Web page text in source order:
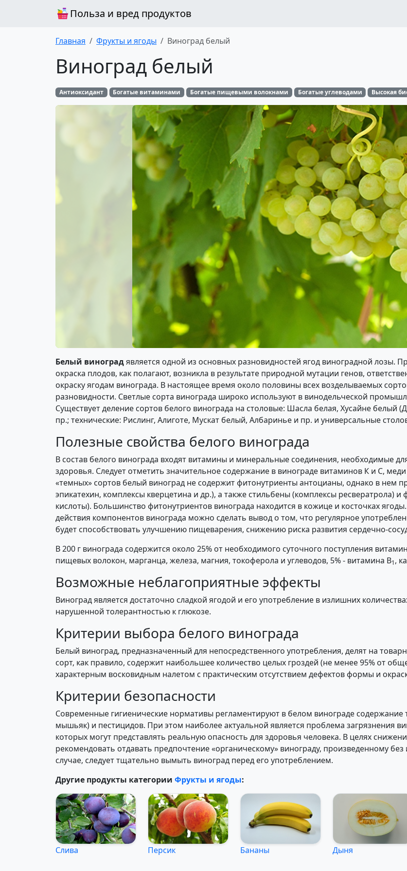
Польза и вред продуктов
Главная Фрукты и ягоды Виноград белый
Виноград белый
Антиоксидант Богатые витаминами Богатые пищевыми волокнами Богатые углеводами Высокая
Белый виноградявляется одной из основных разновидностей ягод виноградной лозы.
окраска плодов, как полагают, возникла в результате природной мутации генов,
окраску ягодам винограда. В настоящее время около половины всех возделываемых
разновидности. Светлые сорта винограда широко используют в винодельческой
Существует деление сортов белого винограда на столовые: Шасла белая, Хусайне
пр.; технические: Рислинг, Алиготе, Мускат белый, Албаринье и пр. и универсальные
Полезные свойства белого винограда
В состав белого винограда входят витамины и минеральные соединения, необходимые
здоровья. Следует отметить значительное содержание в винограде витаминов К и С,
«темных» сортов белый виноград не содержит фитонутриенты антоцианы, однако в нем
эпикатехин, комплексы кверцетина и др.), а также стильбены (комплексы ресвератрола)
кислоты). Большинство фитонутриентов винограда находится в кожице и косточках
действия компонентов винограда можно сделать вывод о том, что регулярное
будет способствовать улучшению пищеварения, снижению риска развития сердечно-
В 200 г винограда содержится около 25% от необходимого суточного поступления
пищевых волокон, марганца, железа, магния, токоферола и углеводов, 5% - витамина В1,
Возможные неблагоприятные эффекты
Виноград является достаточно сладкой ягодой и его употребление в излишних
нарушенной толерантностью к глюкозе.
Критерии выбора белого винограда
Белый виноград, предназначенный для непосредственного употребления, делят на
сорт, как правило, содержит наибольшее количество целых гроздей (не менее 95% от
характерным восковидным налетом с практическим отсутствием дефектов формы и
Критерии безопасности
Современные гигиенические нормативы регламентируют в белом винограде содержание
мышьяк) и пестицидов. При этом наиболее актуальной является проблема загрязнения
которых могут представлять реальную опасность для здоровья человека. В целях
рекомендовать отдавать предпочтение «органическому» винограду, произведенному
случае, следует тщательно вымыть виноград перед его употреблением.
Другие продукты категории Фрукты и ягоды:
Слива Персик Бананы Дыня